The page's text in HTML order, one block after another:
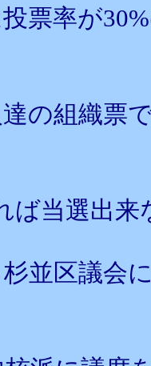
票率が
の組織票
ば当選出
並区議会